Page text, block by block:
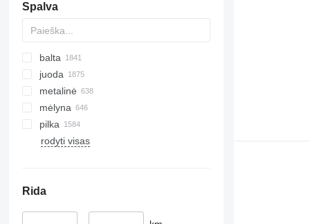
Spalva
balta
juoda
metalinė
mėlyna
pilka
rodyti visas
Rida